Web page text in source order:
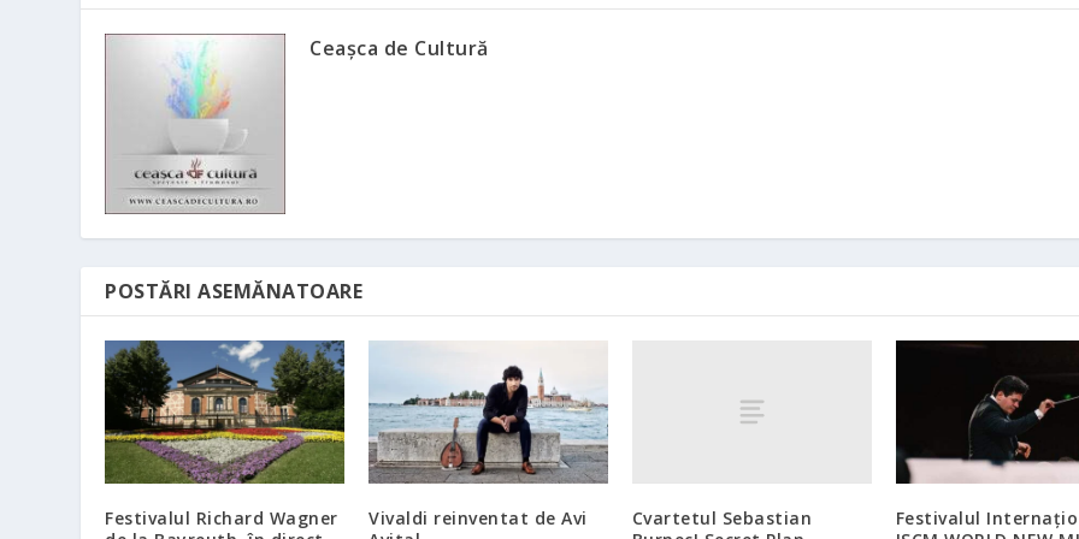
Ceașca de Cultură
POSTĂRI ASEMĂNATOARE
Festivalul Richard Wagner
Vivaldi reinventat de Avi
Cvartetul Sebastian
Festivalul